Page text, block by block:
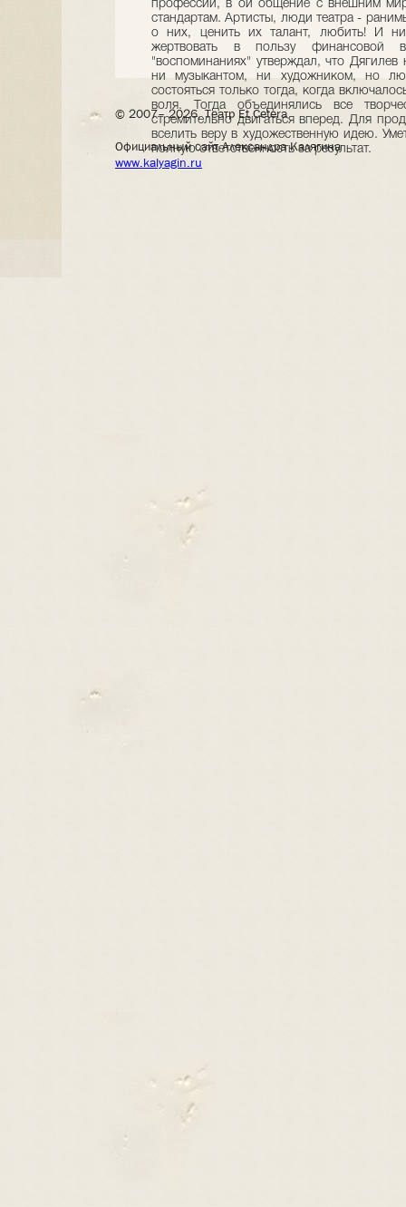
© 2007– 2026, Театр Et Cetera
Официальный сайт Александра Калягина
www.kalyagin.ru